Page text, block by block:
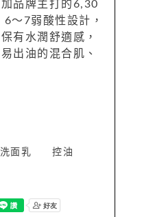
品牌主打的6,30
～7弱酸性設計，
有水潤舒適感，
出油的混合肌、
洗面乳
控油